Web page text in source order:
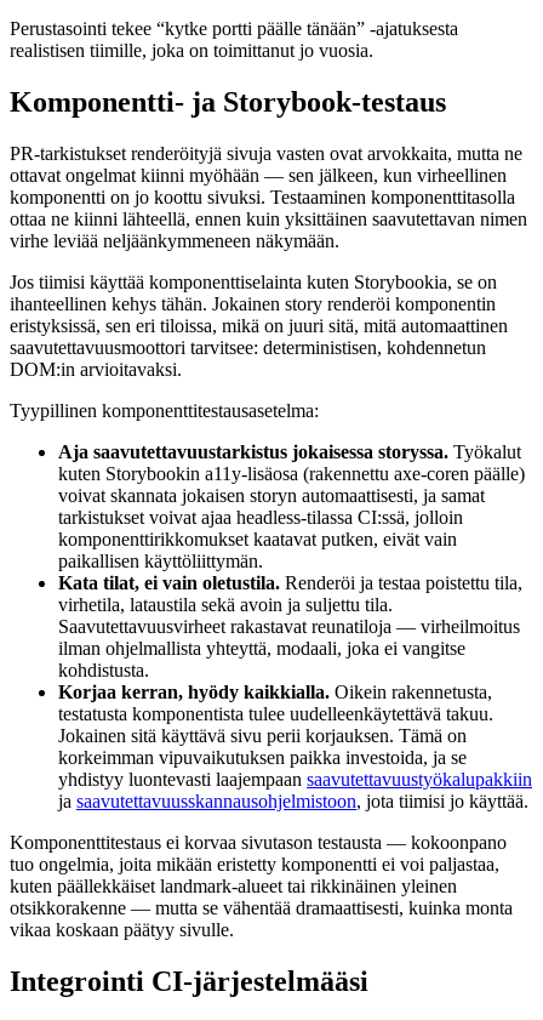
Perustasointi tekee “kytke portti päälle tänään” -ajatuksesta
realistisen tiimille, joka on toimittanut jo vuosia.
Komponentti- ja Storybook-testaus
PR-tarkistukset renderöityjä sivuja vasten ovat arvokkaita, mutta ne
ottavat ongelmat kiinni myöhään — sen jälkeen, kun virheellinen
komponentti on jo koottu sivuksi. Testaaminen komponenttitasolla
ottaa ne kiinni lähteellä, ennen kuin yksittäinen saavutettavan nimen
virhe leviää neljäänkymmeneen näkymään.
Jos tiimisi käyttää komponenttiselainta kuten Storybookia, se on
ihanteellinen kehys tähän. Jokainen story renderöi komponentin
eristyksissä, sen eri tiloissa, mikä on juuri sitä, mitä automaattinen
saavutettavuusmoottori tarvitsee: deterministisen, kohdennetun
DOM:in arvioitavaksi.
Tyypillinen komponenttitestausasetelma:
Aja saavutettavuustarkistus jokaisessa storyssa. Työkalut
kuten Storybookin a11y-lisäosa (rakennettu axe-coren päälle)
voivat skannata jokaisen storyn automaattisesti, ja samat
tarkistukset voivat ajaa headless-tilassa CI:ssä, jolloin
komponenttirikkomukset kaatavat putken, eivät vain
paikallisen käyttöliittymän.
Kata tilat, ei vain oletustila. Renderöi ja testaa poistettu tila,
virhetila, lataustila sekä avoin ja suljettu tila.
Saavutettavuusvirheet rakastavat reunatiloja — virheilmoitus
ilman ohjelmallista yhteyttä, modaali, joka ei vangitse
kohdistusta.
Korjaa kerran, hyödy kaikkialla. Oikein rakennetusta,
testatusta komponentista tulee uudelleenkäytettävä takuu.
Jokainen sitä käyttävä sivu perii korjauksen. Tämä on
korkeimman vipuvaikutuksen paikka investoida, ja se
yhdistyy luontevasti laajempaan saavutettavuustyökalupakkiin
ja saavutettavuusskannausohjelmistoon, jota tiimisi jo käyttää.
Komponenttitestaus ei korvaa sivutason testausta — kokoonpano
tuo ongelmia, joita mikään eristetty komponentti ei voi paljastaa,
kuten päällekkäiset landmark-alueet tai rikkinäinen yleinen
otsikkorakenne — mutta se vähentää dramaattisesti, kuinka monta
vikaa koskaan päätyy sivulle.
Integrointi CI-järjestelmääsi